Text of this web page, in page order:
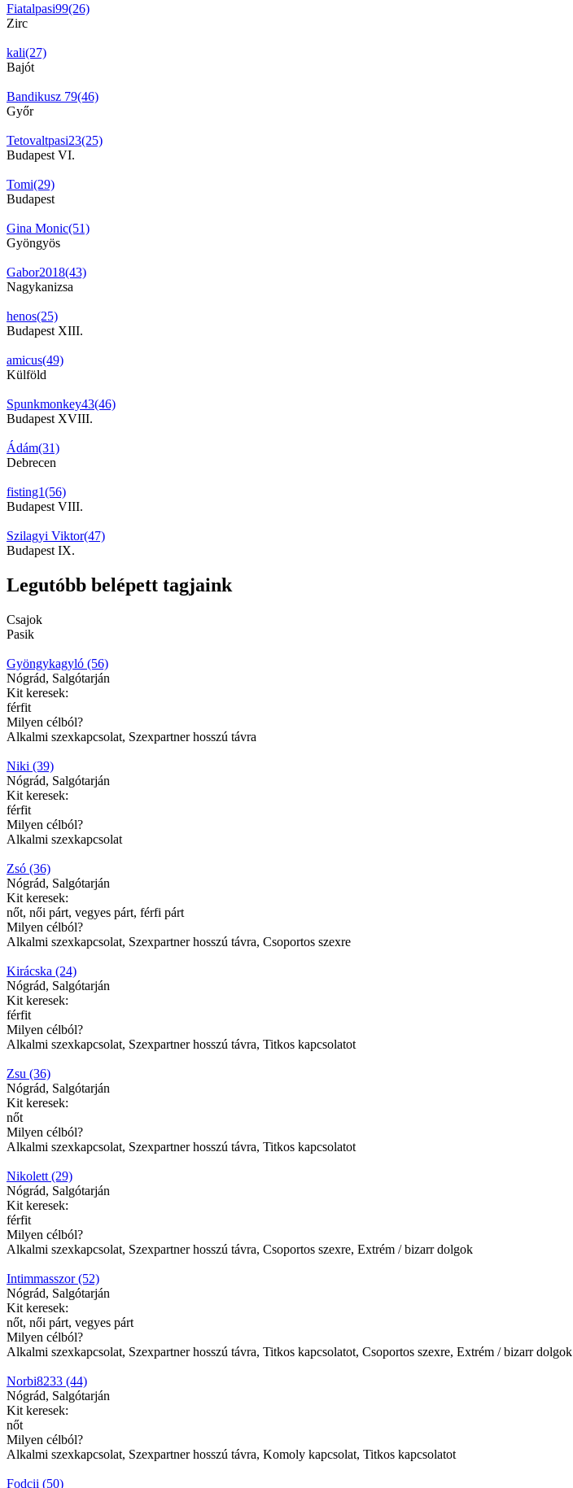
Fiatalpasi99(26)
Zirc
kali(27)
Bajót
Bandikusz 79(46)
Győr
Tetovaltpasi23(25)
Budapest VI.
Tomi(29)
Budapest
Gina Monic(51)
Gyöngyös
Gabor2018(43)
Nagykanizsa
henos(25)
Budapest XIII.
amicus(49)
Külföld
Spunkmonkey43(46)
Budapest XVIII.
Ádám(31)
Debrecen
fisting1(56)
Budapest VIII.
Szilagyi Viktor(47)
Budapest IX.
Legutóbb belépett tagjaink
Csajok
Pasik
Gyöngykagyló (56)
Nógrád, Salgótarján
Kit keresek:
férfit
Milyen célból?
Alkalmi szexkapcsolat, Szexpartner hosszú távra
Niki (39)
Nógrád, Salgótarján
Kit keresek:
férfit
Milyen célból?
Alkalmi szexkapcsolat
Zsó (36)
Nógrád, Salgótarján
Kit keresek:
nőt, női párt, vegyes párt, férfi párt
Milyen célból?
Alkalmi szexkapcsolat, Szexpartner hosszú távra, Csoportos szexre
Kirácska (24)
Nógrád, Salgótarján
Kit keresek:
férfit
Milyen célból?
Alkalmi szexkapcsolat, Szexpartner hosszú távra, Titkos kapcsolatot
Zsu (36)
Nógrád, Salgótarján
Kit keresek:
nőt
Milyen célból?
Alkalmi szexkapcsolat, Szexpartner hosszú távra, Titkos kapcsolatot
Nikolett (29)
Nógrád, Salgótarján
Kit keresek:
férfit
Milyen célból?
Alkalmi szexkapcsolat, Szexpartner hosszú távra, Csoportos szexre, Extrém / bizarr dolgok
Intimmasszor (52)
Nógrád, Salgótarján
Kit keresek:
nőt, női párt, vegyes párt
Milyen célból?
Alkalmi szexkapcsolat, Szexpartner hosszú távra, Titkos kapcsolatot, Csoportos szexre, Extrém / bizarr dolgok
Norbi8233 (44)
Nógrád, Salgótarján
Kit keresek:
nőt
Milyen célból?
Alkalmi szexkapcsolat, Szexpartner hosszú távra, Komoly kapcsolat, Titkos kapcsolatot
Fodcii (50)